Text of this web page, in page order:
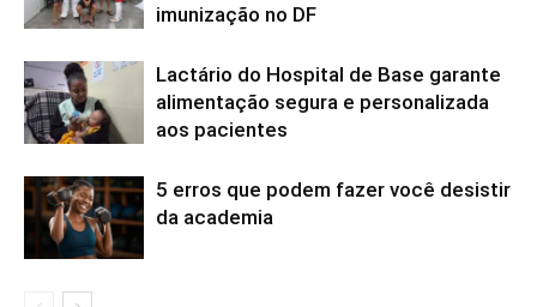
imunização no DF
Lactário do Hospital de Base garante
alimentação segura e personalizada
aos pacientes
5 erros que podem fazer você desistir
da academia